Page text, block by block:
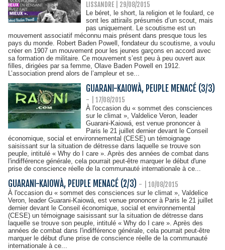
LISSANDRE | 29/08/2015
Le béret, le short, la religion et le foulard, ce
sont les attirails présumés d’un scout, mais
pas uniquement. Le scoutisme est un
mouvement associatif méconnu mais présent dans presque tous les
pays du monde. Robert Baden Powell, fondateur du scoutisme, a voulu
créer en 1907 un mouvement pour les jeunes garçons en accord avec
sa formation de militaire. Ce mouvement s’est peu à peu ouvert aux
filles, dirigées par sa femme, Olave Baden Powell en 1912.
L’association prend alors de l’ampleur et se...
GUARANI-KAIOWÀ, PEUPLE MENACÉ (3/3)
- | 17/08/2015
À l'occasion du « sommet des consciences
sur le climat », Valdelice Veron, leader
Guarani-Kaiowá, est venue prononcer à
Paris le 21 juillet dernier devant le Conseil
économique, social et environnemental (CESE) un témoignage
saisissant sur la situation de détresse dans laquelle se trouve son
peuple, intitulé « Why do I care ». Après des années de combat dans
l'indifférence générale, cela pourrait peut-être marquer le début d'une
prise de conscience réelle de la communauté internationale à ce...
GUARANI-KAIOWÀ, PEUPLE MENACÉ (2/3) - | 10/08/2015
À l'occasion du « sommet des consciences sur le climat », Valdelice
Veron, leader Guarani-Kaiowá, est venue prononcer à Paris le 21 juillet
dernier devant le Conseil économique, social et environnemental
(CESE) un témoignage saisissant sur la situation de détresse dans
laquelle se trouve son peuple, intitulé « Why do I care ». Après des
années de combat dans l'indifférence générale, cela pourrait peut-être
marquer le début d'une prise de conscience réelle de la communauté
internationale à ce...